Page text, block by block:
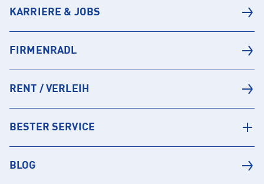
KARRIERE & JOBS
FIRMENRADL
RENT / VERLEIH
BESTER SERVICE
BLOG